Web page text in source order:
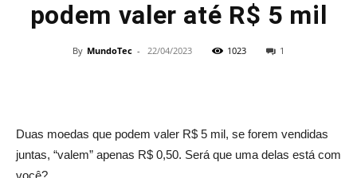
podem valer até R$ 5 mil
By MundoTec - 22/04/2023 1023 1
Duas moedas que podem valer R$ 5 mil, se forem vendidas
juntas, “valem” apenas R$ 0,50. Será que uma delas está com
você?